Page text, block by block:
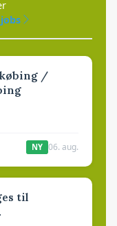
/
NY 06. aug.
til